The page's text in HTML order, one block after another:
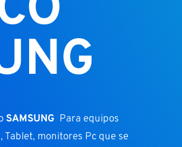
SAMSUNG Para equipos
monitores Pc que se